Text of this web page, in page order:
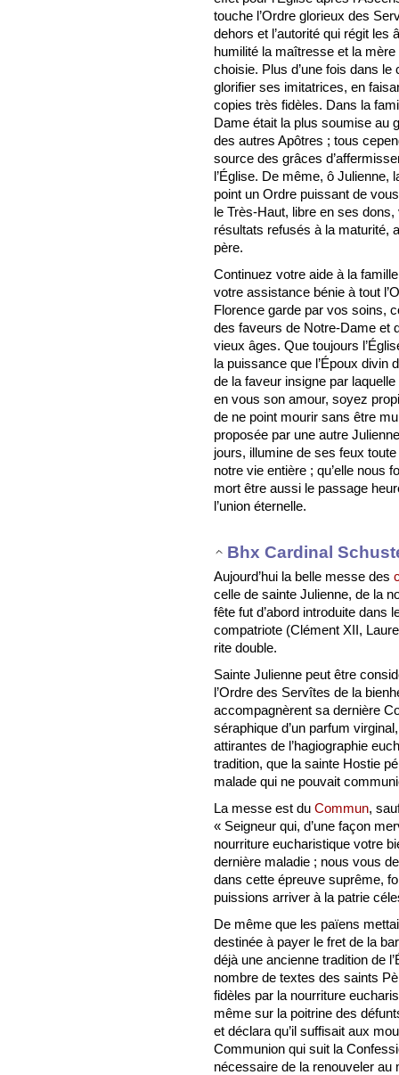
touche l’Ordre glorieux des
dehors et l’autorité qui régit les
humilité la maîtresse et la mère
choisie. Plus d’une fois dans
glorifier ses imitatrices, en
copies très fidèles. Dans la
Dame était la plus soumise au
des autres Apôtres ; tous
source des grâces
l’Église. De même, ô Julienne,
point un Ordre puissant de
le Très-Haut, libre en ses
résultats refusés à la maturité,
père.
Continuez votre aide à la
votre assistance bénie à tout
Florence garde par vos soins,
des faveurs de Notre-Dame et
vieux âges. Que toujours
la puissance que l’Époux
de la faveur insigne par
en vous son amour, soyez
de ne point mourir sans être
proposée par une autre Julienne
jours, illumine de ses feux
notre vie entière ; qu’elle nous
mort être aussi le passage
l’union éternelle.
Bhx Cardinal
Aujourd’hui la belle messe des
celle de sainte Julienne, de la
fête fut d’abord introduite dans
compatriote (Clément XII,
rite double.
Sainte Julienne peut être
l’Ordre des Servîtes de la
accompagnèrent sa dernière
séraphique d’un parfum
attirantes de l’hagiographie
tradition, que la sainte Hostie
malade qui ne pouvait
La messe est du Commun,
« Seigneur qui, d’une façon
nourriture eucharistique votre
dernière maladie ; nous vous
dans cette épreuve suprême,
puissions arriver à la patrie
De même que les païens
destinée à payer le fret de la
déjà une ancienne tradition de
nombre de textes des saints
fidèles par la nourriture
même sur la poitrine des
et déclara qu’il suffisait aux
Communion qui suit la
nécessaire de la renouveler